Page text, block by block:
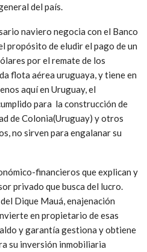
del país.
naviero negocia con el Banco
propósito de eludir el pago de un
por el remate de los
flota aérea uruguaya, y tiene en
aquí en Uruguay, el
para la construcción de
de Colonia(Uruguay) y otros
no sirven para engalanar su
financieros que explican y
privado que busca del lucro.
Dique Mauá, enajenación
en propietario de esas
y garantía gestiona y obtiene
su inversión inmobiliaria